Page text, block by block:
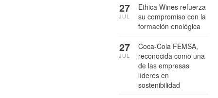
Ethica Wines refuerza
su compromiso con la
formación enológica
27
JUL
Coca-Cola FEMSA,
reconocida como una
de las empresas
líderes en
sostenibilidad
27
JUL